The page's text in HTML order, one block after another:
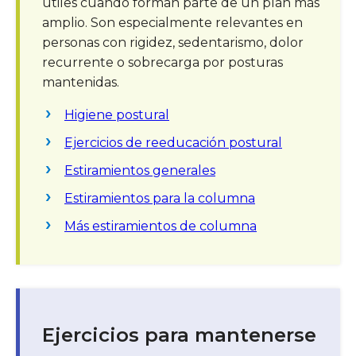
amplio. Son especialmente relevantes en
personas con rigidez, sedentarismo, dolor
recurrente o sobrecarga por posturas
mantenidas.
Higiene postural
Ejercicios de reeducación postural
Estiramientos generales
Estiramientos para la columna
Más estiramientos de columna
Ejercicios para mantenerse